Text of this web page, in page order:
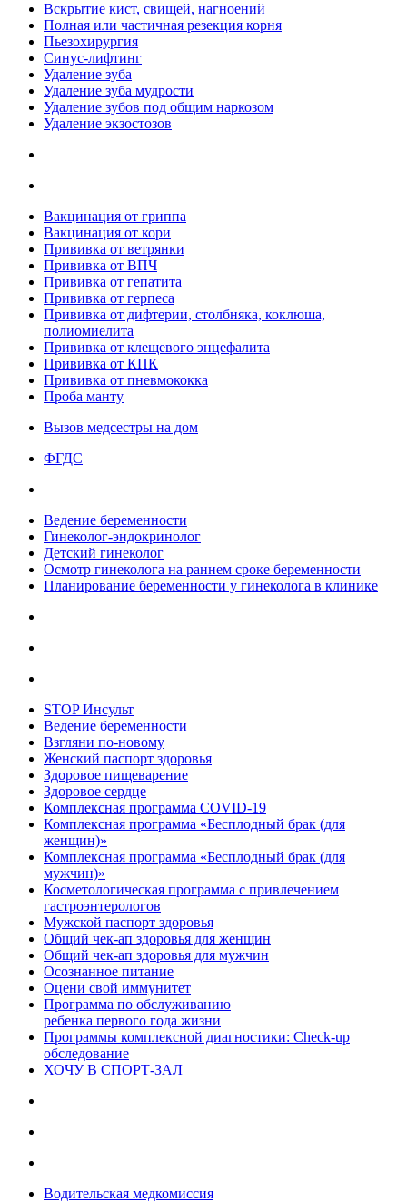
Вскрытие кист, свищей, нагноений
Полная или частичная резекция корня
Пьезохирургия
Синус-лифтинг
Удаление зуба
Удаление зуба мудрости
Удаление зубов под общим наркозом
Удаление экзостозов
Вакцинация от гриппа
Вакцинация от кори
Прививка от ветрянки
Прививка от ВПЧ
Прививка от гепатита
Прививка от герпеса
Прививка от дифтерии, столбняка, коклюша,
полиомиелита
Прививка от клещевого энцефалита
Прививка от КПК
Прививка от пневмококка
Проба манту
Вызов медсестры на дом
ФГДС
Ведение беременности
Гинеколог-эндокринолог
Детский гинеколог
Осмотр гинеколога на раннем сроке беременности
Планирование беременности у гинеколога в клинике
STOP Инсульт
Ведение беременности
Взгляни по-новому
Женский паспорт здоровья
Здоровое пищеварение
Здоровое сердце
Комплексная программа COVID-19
Комплексная программа «Бесплодный брак (для
женщин)»
Комплексная программа «Бесплодный брак (для
мужчин)»
Косметологическая программа с привлечением
гастроэнтерологов
Мужской паспорт здоровья
Общий чек-ап здоровья для женщин
Общий чек-ап здоровья для мужчин
Осознанное питание
Оцени свой иммунитет
Программа по обслуживанию
ребенка первого года жизни
Программы комплексной диагностики: Check-up
обследование
ХОЧУ В CПОРТ-ЗАЛ
Водительская медкомиссия